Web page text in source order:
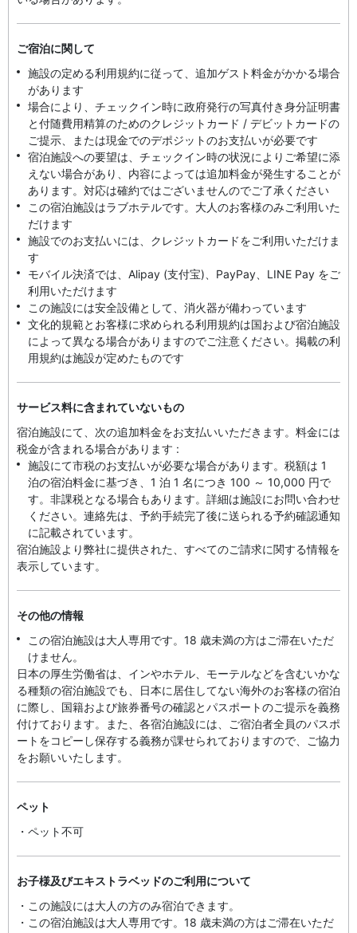
ご宿泊に関して
施設の定める利用規約に従って、追加ゲスト料金がかかる場合
があります
場合により、チェックイン時に政府発行の写真付き身分証明書
と付随費用精算のためのクレジットカード / デビットカードの
ご提示、または現金でのデポジットのお支払いが必要です
宿泊施設への要望は、チェックイン時の状況によりご希望に添
えない場合があり、内容によっては追加料金が発生することが
あります。対応は確約ではございませんのでご了承ください
この宿泊施設はラブホテルです。大人のお客様のみご利用いた
だけます
施設でのお支払いには、クレジットカードをご利用いただけま
す
モバイル決済では、Alipay (支付宝)、PayPay、LINE Pay をご
利用いただけます
この施設には安全設備として、消火器が備わっています
文化的規範とお客様に求められる利用規約は国および宿泊施設
によって異なる場合がありますのでご注意ください。掲載の利
用規約は施設が定めたものです
サービス料に含まれていないもの
宿泊施設にて、次の追加料金をお支払いいただきます。料金には
税金が含まれる場合があります :
施設にて市税のお支払いが必要な場合があります。税額は 1
泊の宿泊料金に基づき、1 泊 1 名につき 100 ～ 10,000 円で
す。非課税となる場合もあります。詳細は施設にお問い合わせ
ください。連絡先は、予約手続完了後に送られる予約確認通知
に記載されています。
宿泊施設より弊社に提供された、すべてのご請求に関する情報を
表示しています。
その他の情報
この宿泊施設は大人専用です。18 歳未満の方はご滞在いただ
けません。
日本の厚生労働省は、インやホテル、モーテルなどを含むいかな
る種類の宿泊施設でも、日本に​居住してない海外のお客様の宿泊
に際し、国籍および旅券番号の確認とパスポートのご提示を義務
付け​ております。また、各宿泊施設には、ご宿泊者全員のパスポ
ートをコピーし保存する義務が課せられておりますの​で、ご協力
をお願いいたします。
ペット
・ペット不可
お子様及びエキストラベッドのご利用について
・この施設には大人の方のみ宿泊できます。
・この宿泊施設は大人専用です。18 歳未満の方はご滞在いただ